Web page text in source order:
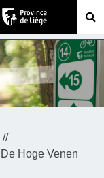
De Hoge Venen